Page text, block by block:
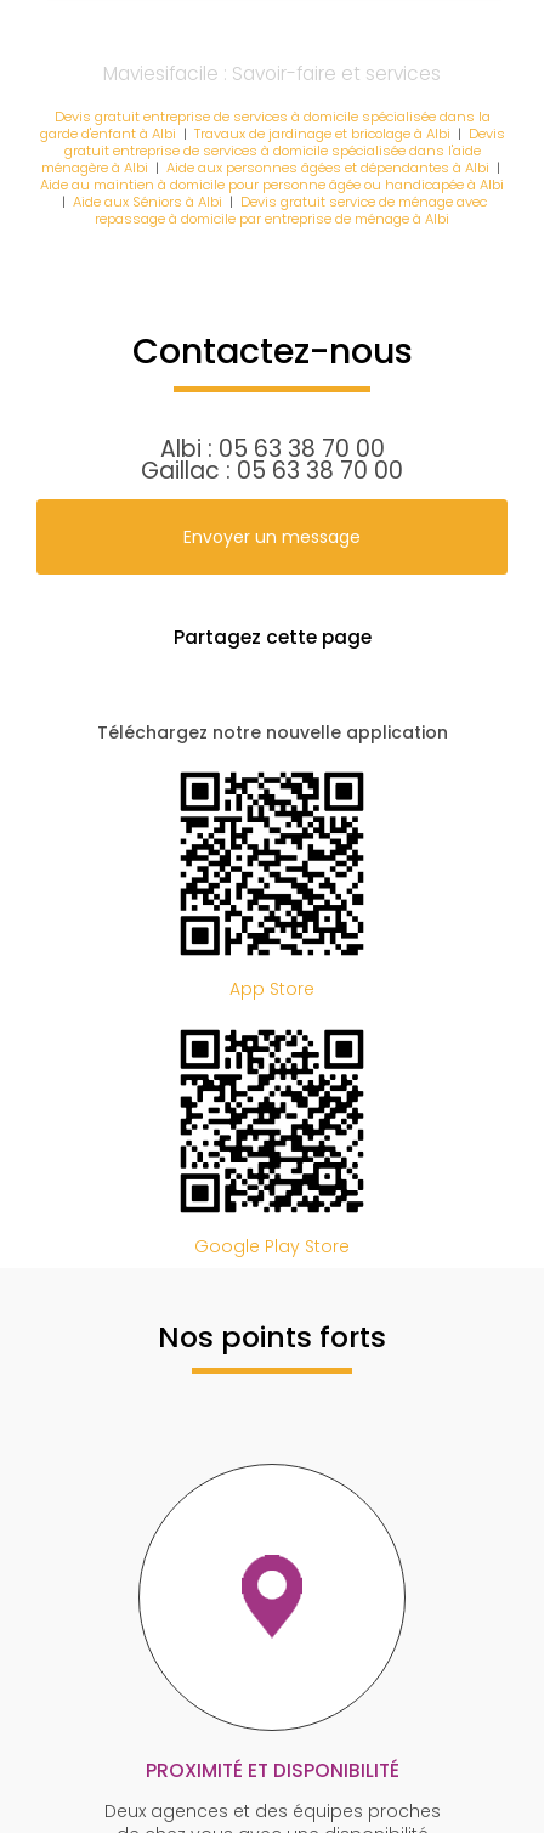
Maviesifacile : Savoir-faire et services
Devis gratuit entreprise de services à domicile spécialisée dans la
garde d'enfant à Albi | Travaux de jardinage et bricolage à Albi | Devis
gratuit entreprise de services à domicile spécialisée dans l'aide
ménagère à Albi | Aide aux personnes âgées et dépendantes à Albi |
Aide au maintien à domicile pour personne âgée ou handicapée à Albi
| Aide aux Séniors à Albi | Devis gratuit service de ménage avec
repassage à domicile par entreprise de ménage à Albi
Contactez-nous
Albi : 05 63 38 70 00
Gaillac : 05 63 38 70 00
Envoyer un message
Partagez cette page
Téléchargez notre nouvelle application
App Store
Google Play Store
Nos points forts
PROXIMITÉ ET DISPONIBILITÉ
Deux agences et des équipes proches